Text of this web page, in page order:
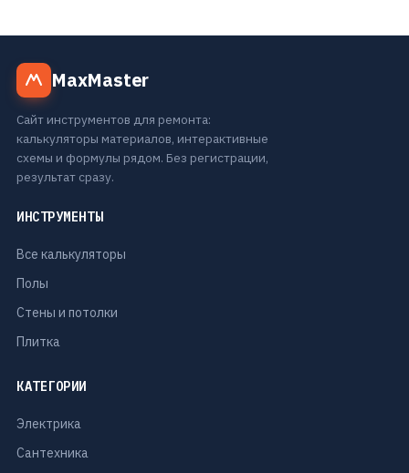
MaxMaster
Сайт инструментов для ремонта:
калькуляторы материалов, интерактивные
схемы и формулы рядом. Без регистрации,
результат сразу.
ИНСТРУМЕНТЫ
Все калькуляторы
Полы
Стены и потолки
Плитка
КАТЕГОРИИ
Электрика
Сантехника